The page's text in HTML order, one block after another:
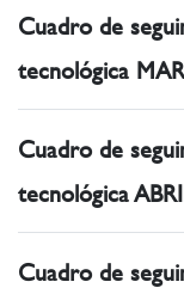
Cuadro de
tecnológica
Cuadro de
tecnológica
Cuadro de